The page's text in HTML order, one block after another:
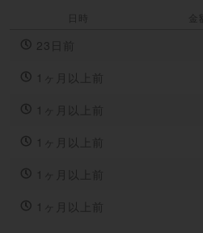
日時 金額
23日前
1ヶ月以上前
1ヶ月以上前
1ヶ月以上前
1ヶ月以上前
1ヶ月以上前